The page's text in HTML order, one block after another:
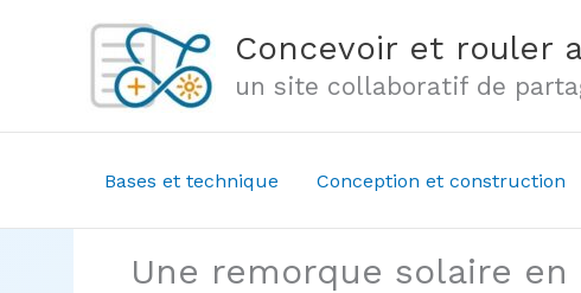
Concevoir et rouler
un site collaboratif de
Bases et technique Conception et construction
Une remorque solaire en